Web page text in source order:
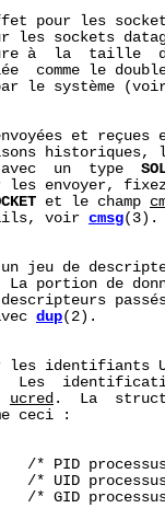
pour les
les sockets
à  la  taille
comme le
le système
et reçues
historiques,
avec  un  type
les envoyer,
et le champ
voir
cmsg(3).
jeu de
La portion de
dup(2).
les identifiants
Les
ucred .  La
ceci :
/* PID
/* UID
/* GID